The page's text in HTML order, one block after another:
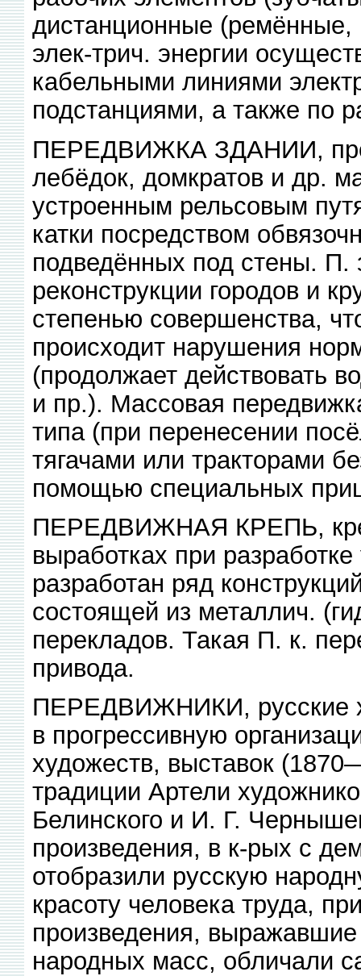
дистанционные
элек-трич. энергии
кабельными линиями
подстанциями, а также по
ПЕРЕДВИЖКА ЗДАНИИ,
лебёдок, домкратов и др.
устроенным рельсовым
катки посредством
подведённых под стены.
реконструкции городов и
степенью совершенства,
происходит нарушения
(продолжает действовать
и пр.). Массовая
типа (при перенесении
тягачами или тракторами
помощью специальных
ПЕРЕДВИЖНАЯ КРЕПЬ,
выработках при
разработан ряд
состоящей из металлич.
перекладов. Такая П. к.
привода.
ПЕРЕДВИЖНИКИ, русские
в прогрессивную
художеств, выставок
традиции Артели
Белинского и И. Г.
произведения, в к-рых с
отобразили русскую
красоту человека труда,
произведения,
народных масс, обличали